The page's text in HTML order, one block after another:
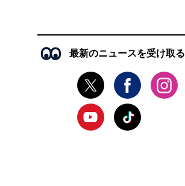
最新のニュースを受け取る